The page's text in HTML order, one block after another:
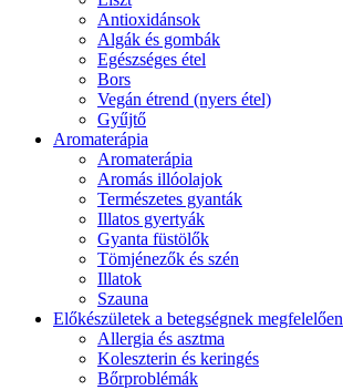
Antioxidánsok
Algák és gombák
Egészséges étel
Bors
Vegán étrend (nyers étel)
Gyűjtő
Aromaterápia
Aromaterápia
Aromás illóolajok
Természetes gyanták
Illatos gyertyák
Gyanta füstölők
Tömjénezők és szén
Illatok
Szauna
Előkészületek a betegségnek megfelelően
Allergia és asztma
Koleszterin és keringés
Bőrproblémák